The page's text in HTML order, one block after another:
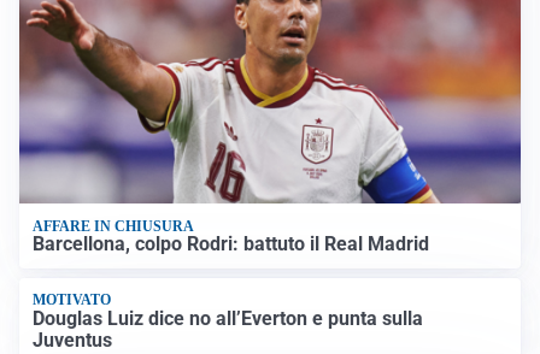
AFFARE IN CHIUSURA
Barcellona, colpo Rodri: battuto il Real Madrid
MOTIVATO
Douglas Luiz dice no all’Everton e punta sulla
Juventus